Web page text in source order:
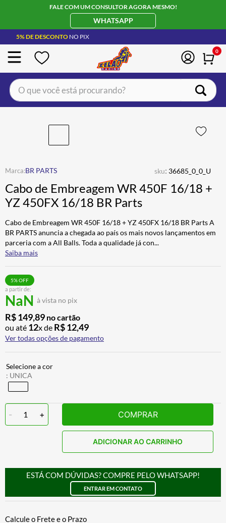
FALE COM UM CONSULTOR AGORA MESMO!
WHATSAPP
5% DE DESCONTO NO PIX
0
O que você está procurando?
BR PARTS sku: 36685_0_0_U
Cabo de Embreagem WR 450F 16/18 +
YZ 450FX 16/18 BR Parts
Cabo de Embreagem WR 450F 16/18 + YZ 450FX 16/18 BR Parts A
BR PARTS anuncia a chegada ao país os mais novos lançamentos em
parceria com a All Balls. Toda a qualidade já con...
Saiba mais
a partir de:
NaN à vista no pix
5% OFF
R$149,89 no cartão
ou até 12x de R$12,49
Ver todas opções de pagamento
: UNICA
- 1 + COMPRAR
ADICIONAR AO CARRINHO
ESTÁ COM DÚVIDAS? COMPRE PELO WHATSAPP!
ENTRAR EM CONTATO
CAPACETE LS2
BOTA
º LUVA
7º CALÇA
8º ALPINESTAR
9º AIROH
10º